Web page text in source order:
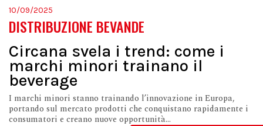
10/09/2025
DISTRIBUZIONE BEVANDE
Circana svela i trend: come i
marchi minori trainano il
beverage
I marchi minori stanno trainando l’innovazione in Europa,
portando sul mercato prodotti che conquistano rapidamente i
consumatori e creano nuove opportunità...